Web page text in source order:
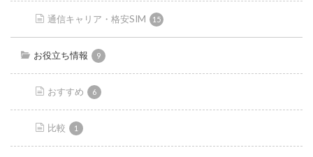
通信キャリア・格安SIM 15
お役立ち情報 9
おすすめ 6
比較 1